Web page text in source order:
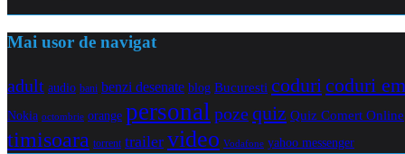
Mai usor de navigat
adult audio bani benzi desenate blog Bucuresti coduricoduri
Nokia octombrie orange personal pozequiz Quiz Comert Online
timisoara torrent trailer video Vodafone yahoo messenger